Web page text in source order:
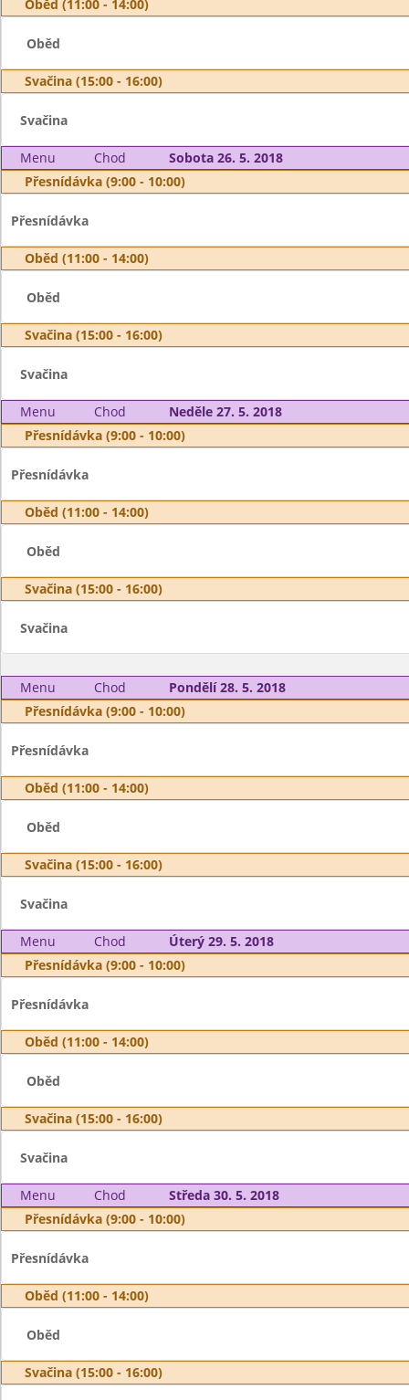
Oběd (11:00 - 14:00)
Oběd
Svačina (15:00 - 16:00)
Svačina
Menu Chod
Sobota 26. 5. 2018
Přesnídávka (9:00 - 10:00)
Přesnídávka
Oběd (11:00 - 14:00)
Oběd
Svačina (15:00 - 16:00)
Svačina
Menu Chod
Neděle 27. 5. 2018
Přesnídávka (9:00 - 10:00)
Přesnídávka
Oběd (11:00 - 14:00)
Oběd
Svačina (15:00 - 16:00)
Svačina
Menu Chod
Pondělí 28. 5. 2018
Přesnídávka (9:00 - 10:00)
Přesnídávka
Oběd (11:00 - 14:00)
Oběd
Svačina (15:00 - 16:00)
Svačina
Menu Chod
Úterý 29. 5. 2018
Přesnídávka (9:00 - 10:00)
Přesnídávka
Oběd (11:00 - 14:00)
Oběd
Svačina (15:00 - 16:00)
Svačina
Menu Chod
Středa 30. 5. 2018
Přesnídávka (9:00 - 10:00)
Přesnídávka
Oběd (11:00 - 14:00)
Oběd
Svačina (15:00 - 16:00)